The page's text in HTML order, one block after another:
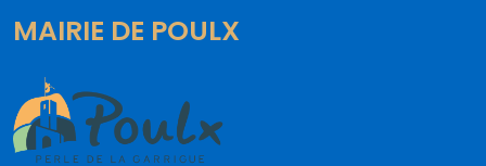
MAIRIE DE POULX